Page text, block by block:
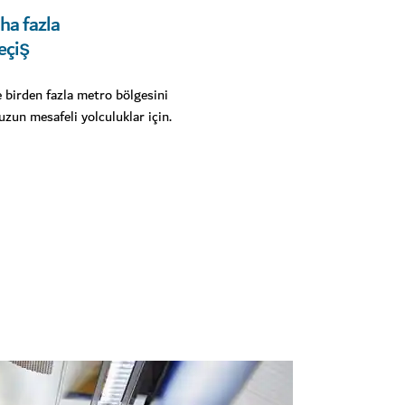
fazla
birden fazla metro bölgesini
mesafeli yolculuklar için.